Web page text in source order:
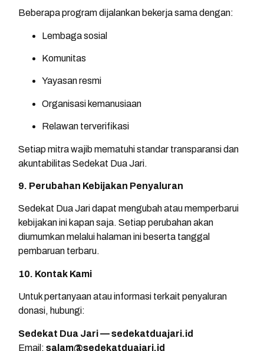
Beberapa program dijalankan bekerja sama dengan:
Lembaga sosial
Komunitas
Yayasan resmi
Organisasi kemanusiaan
Relawan terverifikasi
Setiap mitra wajib mematuhi standar transparansi dan
akuntabilitas Sedekat Dua Jari.
9. Perubahan Kebijakan Penyaluran
Sedekat Dua Jari dapat mengubah atau memperbarui
kebijakan ini kapan saja. Setiap perubahan akan
diumumkan melalui halaman ini beserta tanggal
pembaruan terbaru.
10. Kontak Kami
Untuk pertanyaan atau informasi terkait penyaluran
donasi, hubungi:
Sedekat Dua Jari — sedekatduajari.id
Email: salam@sedekatduajari.id